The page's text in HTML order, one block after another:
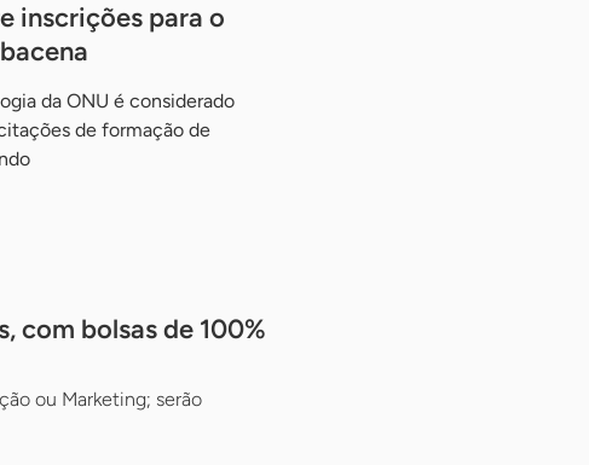
inscrições para o
da ONU é considerado
de formação de
com bolsas de 100%
ou Marketing; serão